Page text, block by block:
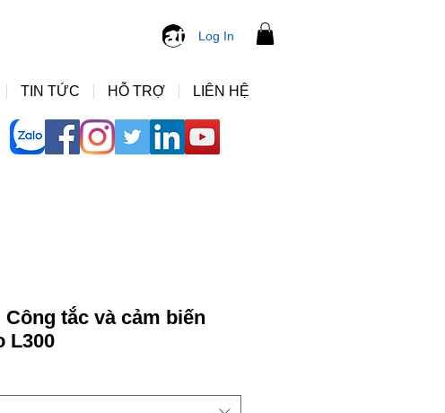
Log In
dong ho ap suat
TIN TỨC HỖ TRỢ LIÊN HỆ
Công tắc và cảm biến
L300